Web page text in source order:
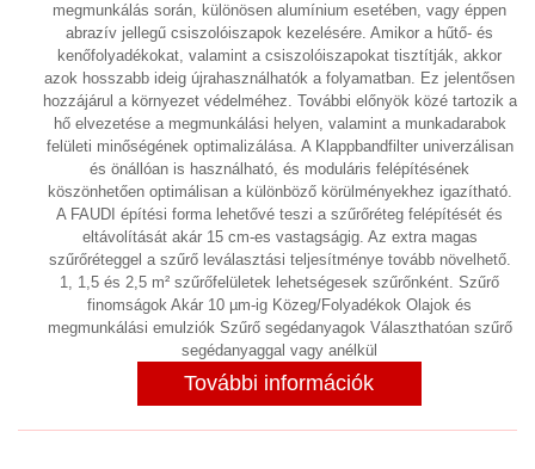
HŰTVESZÁRÍTÓ
HULLADÉKKEZELÉS (2)
KÁBEL
KÁBEL BLANKOLÓ GÉP
(1)
KAPCSOLÓSZEKRÉNY (1)
KÉT KOMPONENSŰ ADAGOLÓ ÉS
KEVERŐ RENDSZER
KEVERŐ, MIXER (8)
KIEGYENSÚLYOZÓGÉP
KOMPRESSZOROK
megmunkálás során, különösen alumínium esetében, vagy éppen
abrazív jellegű csiszolóiszapok kezelésére. Amikor a hűtő- és
kenőfolyadékokat, valamint a csiszolóiszapokat tisztítják, akkor
azok hosszabb ideig újrahasználhatók a folyamatban. Ez jelentősen
hozzájárul a környezet védelméhez. További előnyök közé tartozik a
hő elvezetése a megmunkálási helyen, valamint a munkadarabok
felületi minőségének optimalizálása. A Klappbandfilter univerzálisan
és önállóan is használható, és moduláris felépítésének
köszönhetően optimálisan a különböző körülményekhez igazítható.
A FAUDI építési forma lehetővé teszi a szűrőréteg felépítését és
eltávolítását akár 15 cm-es vastagságig. Az extra magas
szűrőréteggel a szűrő leválasztási teljesítménye tovább növelhető.
1, 1,5 és 2,5 m² szűrőfelületek lehetségesek szűrőnként. Szűrő
finomságok Akár 10 µm-ig Közeg/Folyadékok Olajok és
megmunkálási emulziók Szűrő segédanyagok Választhatóan szűrő
segédanyaggal vagy anélkül
További információk